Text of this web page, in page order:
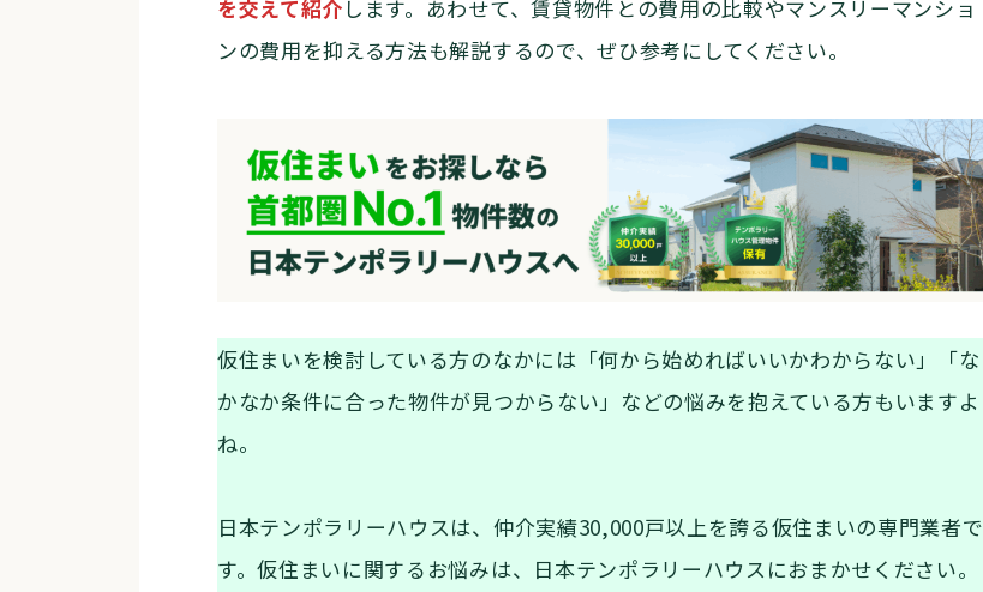
を交えて紹介 します。あわせて、賃貸物件との費用の比較やマンスリーマンショ
ンの費用を抑える方法も解説するので、ぜひ参考にしてください。
仮住まいを検討している方のなかには「何から始めればいいかわからない」「な
かなか条件に合った物件が見つからない」などの悩みを抱えている方もいますよ
ね。
日本テンポラリーハウスは、仲介実績30,000戸以上を誇る仮住まいの専門業者で
す。仮住まいに関するお悩みは、日本テンポラリーハウスにおまかせください。